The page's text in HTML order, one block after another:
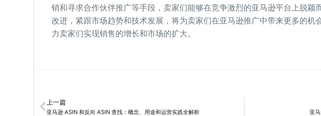
销和寻求合作伙伴推广等手段，卖家们能够在竞争激烈的亚马逊平台上脱颖
改进，紧跟市场趋势和技术发展，将为卖家们在亚马逊推广中带来更多的机
力卖家们实现销售的增长和市场的扩大。
上一篇
亚马逊 ASIN 和反向 ASIN 查找：概念、用途和运营实践全解析 亚